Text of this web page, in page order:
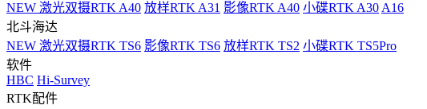
NEW 激光双摄RTK A40 放样RTK A31 影像RTK A40 小碟RTK A30 A16
北斗海达
NEW 激光双摄RTK TS6 影像RTK TS6 放样RTK TS2 小碟RTK TS5Pro
软件
HBC Hi-Survey
RTK配件